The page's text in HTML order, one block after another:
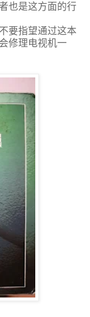
也是这方面的行
要指望通过这本
修理电视机一